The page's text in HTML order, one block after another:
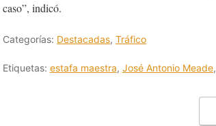
caso”, indicó.
Categorías: Destacadas, Tráfico
Etiquetas: estafa maestra, José Antonio Meade,